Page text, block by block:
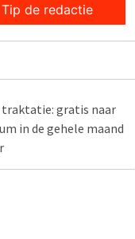
Tip de redactie
gratis naar
in de gehele maand